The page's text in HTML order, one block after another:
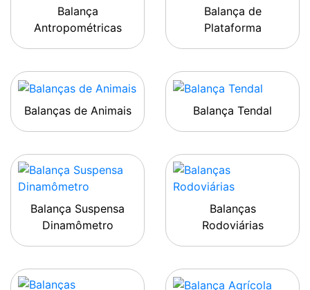
Balança
Antropométricas
Balança de
Plataforma
Balanças de Animais Balança Tendal
Balança Suspensa
Dinamômetro
Balanças
Rodoviárias